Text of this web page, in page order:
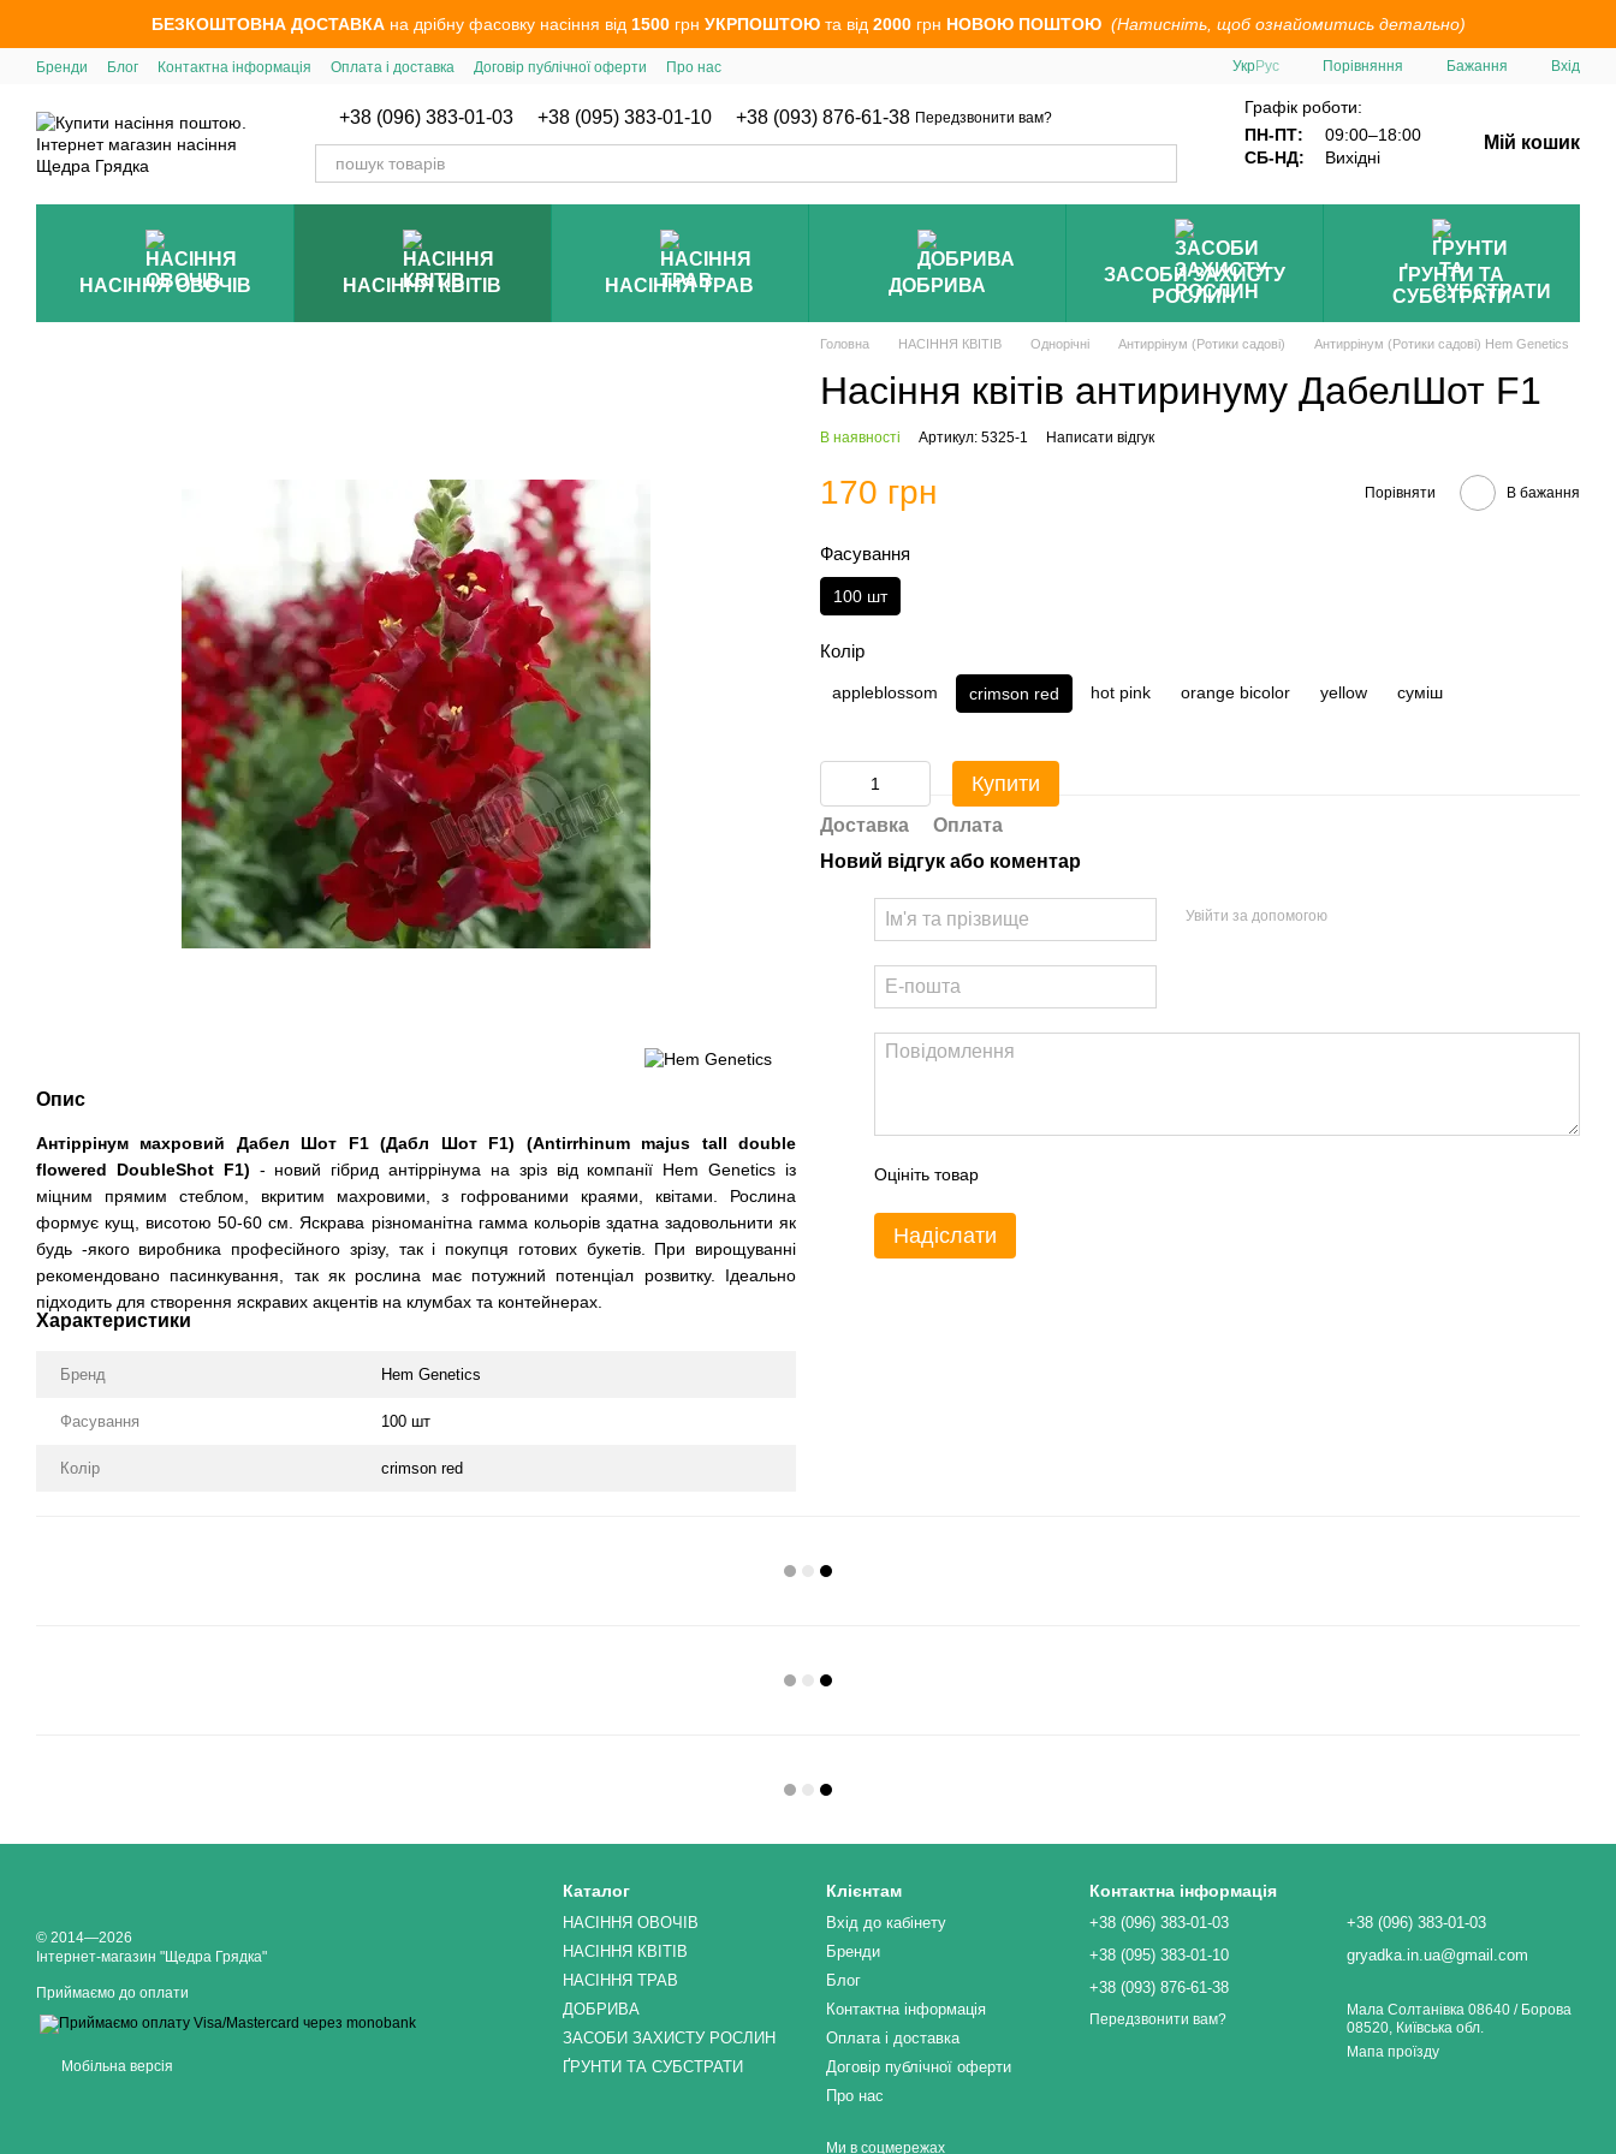
Перейти до основного контентуБЕЗКОШТОВНА ДОСТАВКА на дрібну фасовку насіння від 1500грн УКРПОШТОЮта від 2000грн НОВОЮ ПОШТОЮ (Натисніть, щоб ознайомитись детально)
Бренди Блог Контактна інформація Оплата і доставка Договір публічної оферти Про нас УкрРус Порівняння Бажання Вхід
+38 (096) 383-01-03 +38 (095) 383-01-10 +38 (093) 876-61-38 Передзвонити вам?
Графік роботи:
ПН-ПТ:
09:00–18:00
СБ-НД:
Вихідні
Мій кошик
НАСІННЯ ОВОЧІВ НАСІННЯ КВІТІВ НАСІННЯ ТРАВ ДОБРИВА
ЗАСОБИ ЗАХИСТУ
РОСЛИН
ҐРУНТИ ТА
СУБСТРАТИ
Опис
Антіррінум махровий Дабел Шот F1 (Дабл Шот F1) (Antirrhinum majus tall double
flowered DoubleShot F1) - новий гібрид антіррінума на зріз від компанії Hem Genetics із
міцним прямим стеблом, вкритим махровими, з гофрованими краями, квітами. Рослина
формує кущ, висотою 50-60 см. Яскрава різноманітна гамма кольорів здатна задовольнити як
будь -якого виробника професійного зрізу, так і покупця готових букетів. При вирощуванні
рекомендовано пасинкування, так як рослина має потужний потенціал розвитку. Ідеально
підходить для створення яскравих акцентів на клумбах та контейнерах.
Характеристики
Бренд Hem Genetics
Фасування 100 шт
Колір crimson red
Головна НАСІННЯ КВІТІВ Однорічні Антиррінум (Ротики садові) Антиррінум (Ротики садові) Hem Genetics
Насіння квітів антиринуму ДабелШот F1
В наявності Артикул: 5325-1 Написати відгук
170 грн Порівняти В бажання
Фасування
100 шт
Колір
appleblossom crimson red hot pink orange bicolor yellow суміш
Купити
Доставка
Оплата
Новий відгук або коментар
Увійти за допомогою
Оцініть товар
Надіслати
© 2014—2026
Інтернет-магазин "Щедра Грядка"
Приймаємо до оплати
Мобільна версія
Каталог
НАСІННЯ ОВОЧІВ
НАСІННЯ КВІТІВ
НАСІННЯ ТРАВ
ДОБРИВА
ЗАСОБИ ЗАХИСТУ РОСЛИН
ҐРУНТИ ТА СУБСТРАТИ
Клієнтам
Вхід до кабінету
Бренди
Блог
Контактна інформація
Оплата і доставка
Договір публічної оферти
Про нас
Ми в соцмережах
Контактна інформація
+38 (096) 383-01-03
+38 (095) 383-01-10
+38 (093) 876-61-38
Передзвонити вам?
+38 (096) 383-01-03
gryadka.in.ua@gmail.com
Мала Солтанівка 08640 / Борова
08520, Київська обл.
Мапа проїзду